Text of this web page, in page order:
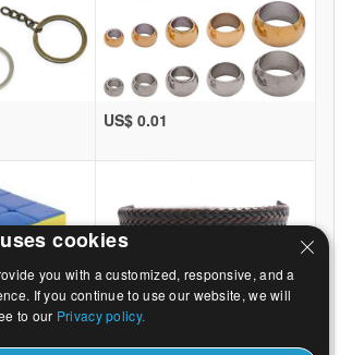
US$ 0.01
cookies
you with a customized, responsive, and a
If you continue to use our website, we will
to our Privacy policy.